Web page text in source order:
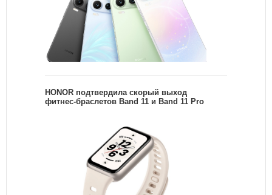
HONOR подтвердила скорый выход
фитнес-браслетов Band 11 и Band 11 Pro